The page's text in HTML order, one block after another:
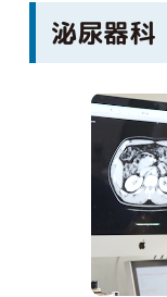
泌尿器科